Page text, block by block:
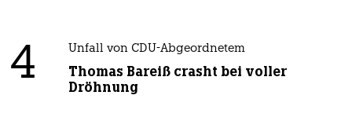
4 Unfall von CDU-Abgeordnetem
Thomas Bareiß crasht bei voller
Dröhnung